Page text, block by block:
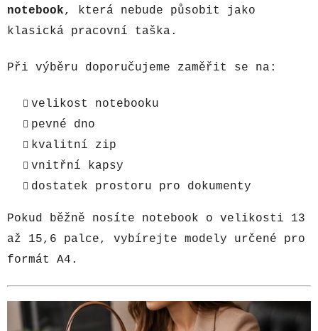
notebook, která nebude působit jako
klasická pracovní taška.
Při výběru doporučujeme zaměřit se na:
velikost notebooku
pevné dno
kvalitní zip
vnitřní kapsy
dostatek prostoru pro dokumenty
Pokud běžně nosíte notebook o velikosti 13
až 15,6 palce, vybírejte modely určené pro
formát A4.